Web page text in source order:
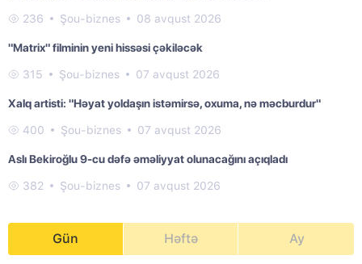
236 Şou-biznes 08 avqust 2026
"Matrix" filminin yeni hissəsi çəkiləcək
315 Şou-biznes 07 avqust 2026
Xalq artisti: "Həyat yoldaşın istəmirsə, oxuma, nə məcburdur"
400 Şou-biznes 07 avqust 2026
Aslı Bekiroğlu 9-cu dəfə əməliyyat olunacağını açıqladı
382 Şou-biznes 07 avqust 2026
Gün Həftə Ay